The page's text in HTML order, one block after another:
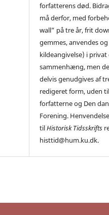
forfatterens død.
må derfor, med
wall” på tre år, frit
gemmes, anvendes
kildeangivelse) i
sammenhæng, men
delvis genudgives af
redigeret form, uden
forfatterne og Den
Forening.
tilHistorisk Tidsskrifts
histtid@hum.ku.dk.